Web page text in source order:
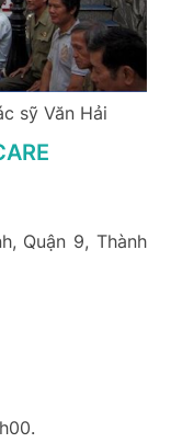
sỹ Văn Hải
Quận 9, Thành